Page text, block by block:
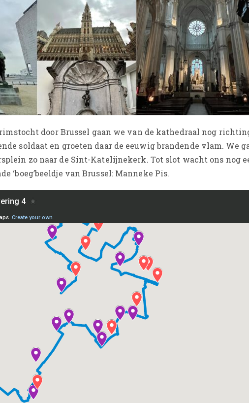
door Brussel gaan we van de kathedraal nog
soldaat en groeten daar de eeuwig brandende vlam. We
zo naar de Sint-Katelijnekerk. Tot slot wacht ons nog
‘boeg’beeldje van Brussel: Manneke Pis.